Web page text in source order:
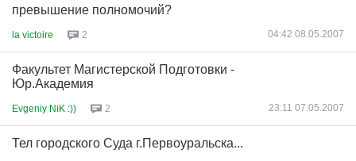
превышение полномочий?
la victoire 2 04:42 08.05.2007
Факультет Магистерской Подготовки -
Юр.Академия
Evgeniy NiK :)) 2 23:11 07.05.2007
Тел городского Суда г.Первоуральска...